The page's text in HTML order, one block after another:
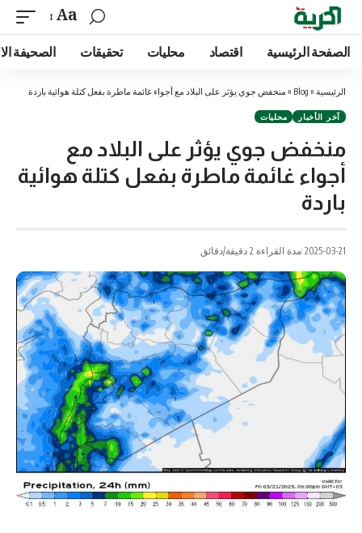
Aa
الصفحة الرئيسية اقتصاد محليات تحقيقات الصحيفة
الرئيسية »
Blog
» منخفض جوي يؤثر على البلاد مع أجواء غائمة ماطرة بفعل كتلة هوائية باردة
آخر الأخبار محليات
منخفض جوي يؤثر على البلاد مع
أجواء غائمة ماطرة بفعل كتلة هوائية
باردة
2025-03-21 مدة القراءة 2 دقيقة/دقائق